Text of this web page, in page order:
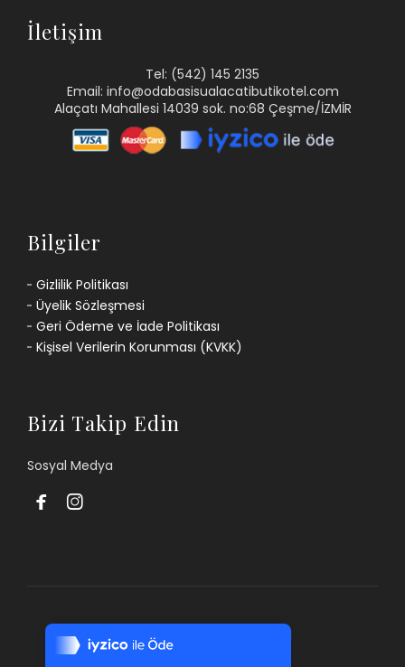
7/24 Canlı Destek
%100 Sorunsuz Alışveriş
İletişim
Tel: (542) 145 2135
Email: info@odabasisualacatibutikotel.com
Alaçatı Mahallesi 14039 sok. no:68 Çeşme/İZMİR
Bilgiler
Gizlilik Politikası
Üyelik Sözleşmesi
Geri Ödeme ve İade Politikası
Kişisel Verilerin Korunması (KVKK)
Bizi Takip Edin
Sosyal Medya
 
© 2022 Odabaşı Alaçatı Otel